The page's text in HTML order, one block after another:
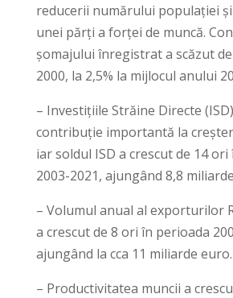
reducerii numărului populației
unei părți a forței de muncă.
șomajului înregistrat a scăzut de
2000, la 2,5% la mijlocul anului
– Investițiile Străine Directe
contribuție importantă la
iar soldul ISD a crescut de 14
2003-2021, ajungând 8,8
– Volumul anual al exporturilor
a crescut de 8 ori în perioada
ajungând la cca 11 miliarde euro.
– Productivitatea muncii a